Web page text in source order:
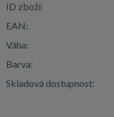
ID zboží:
EAN:
Váha:
Barva:
Skladová dostupnost: